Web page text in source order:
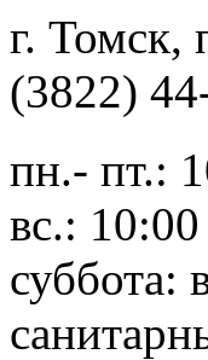
г.
(3822)
пн.- пт.:
вс.:
суббота: